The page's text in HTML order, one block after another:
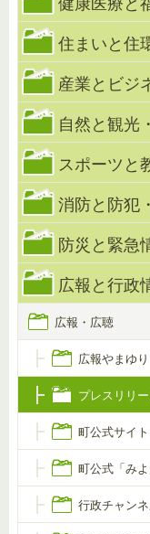
住まいと住
産業とビジ
自然と観光
スポーツと
消防と防犯
防災と緊急
広報と行政
広報・広聴
広報やまゆり
プレスリリ
町公式サイ
町公式「みよ
行政チャン